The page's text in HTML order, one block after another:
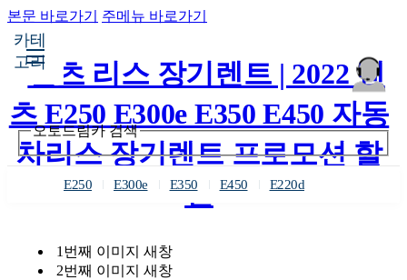
본문 바로가기 주메뉴 바로가기
오토드림카 검색
카테
고리
E250 E300e E350 E450 E220d
1번째 이미지 새창
2번째 이미지 새창